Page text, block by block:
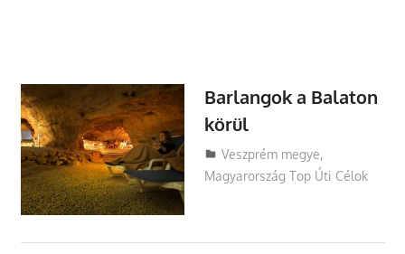
Barlangok a Balaton
körül
Utazasok.org
Veszprém megye,
Magyarország Top Úti Célok